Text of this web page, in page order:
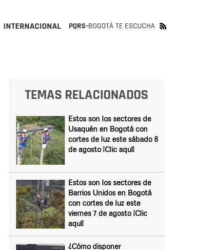
INTERNACIONAL PQRS-BOGOTÁ TE ESCUCHA
TEMAS RELACIONADOS
Estos son los sectores de
Usaquén en Bogotá con
cortes de luz este sábado 8
de agosto ¡Clic aquí!
Estos son los sectores de
Barrios Unidos en Bogotá
con cortes de luz este
viernes 7 de agosto ¡Clic
aquí!
¿Cómo disponer